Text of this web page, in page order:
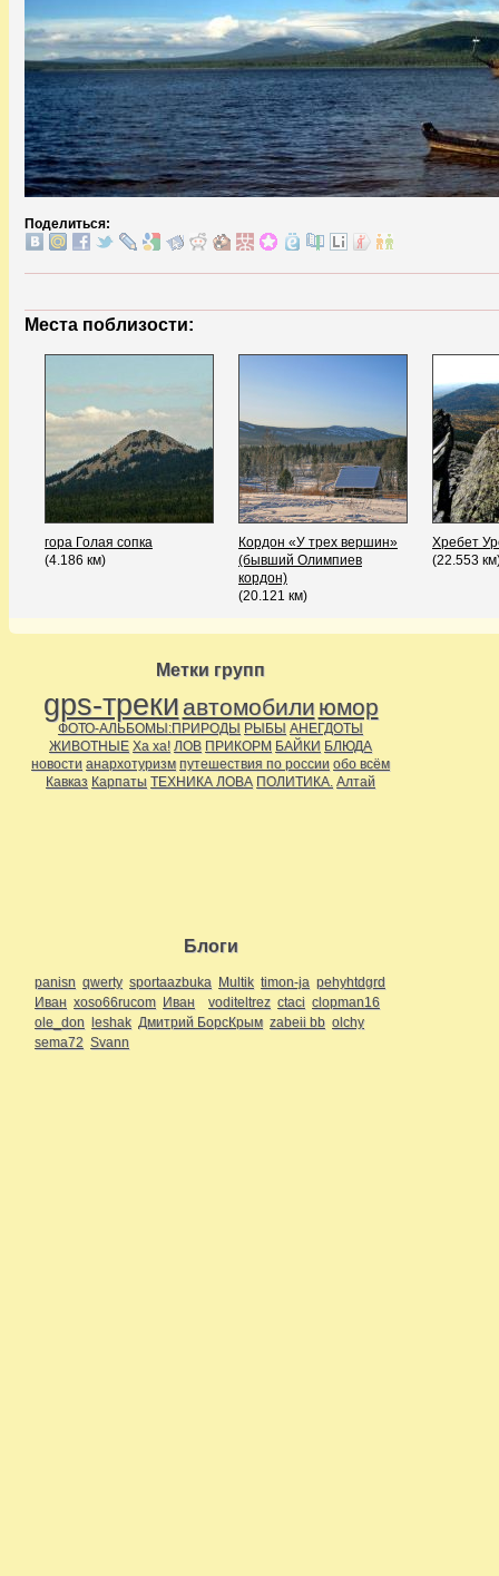
Поделиться:
Места поблизости:
гора Голая сопка
(4.186 км)
Кордон «У трех вершин»
(бывший Олимпиев
кордон)
(20.121 км)
Хребет
(22.553
Метки групп
gps-треки автомобили юмор
ФОТО-АЛЬБОМЫ:ПРИРОДЫ РЫБЫ АНЕГДОТЫ
ЖИВОТНЫЕ Ха ха! ЛОВ ПРИКОРМ БАЙКИ БЛЮДА
новости анархотуризм путешествия по россии обо всём
Кавказ Карпаты ТЕХНИКА ЛОВА ПОЛИТИКА. Алтай
Блоги
panisn qwerty sportaazbuka Multik timon-ja pehyhtdgrd
Иван xoso66rucom Иван voditeltrez ctaci clopman16
ole_don leshak Дмитрий БорсКрым zabeii bb olchy
sema72 Svann